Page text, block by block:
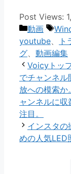
Post Views:
カ
テ
ゴ
リ
ー
動画
タ
youtube
グ
動画編集
Voicyトッ
でチャンネ
放への模索
ャンネルに収
注目。
インスタの
めの人気LED